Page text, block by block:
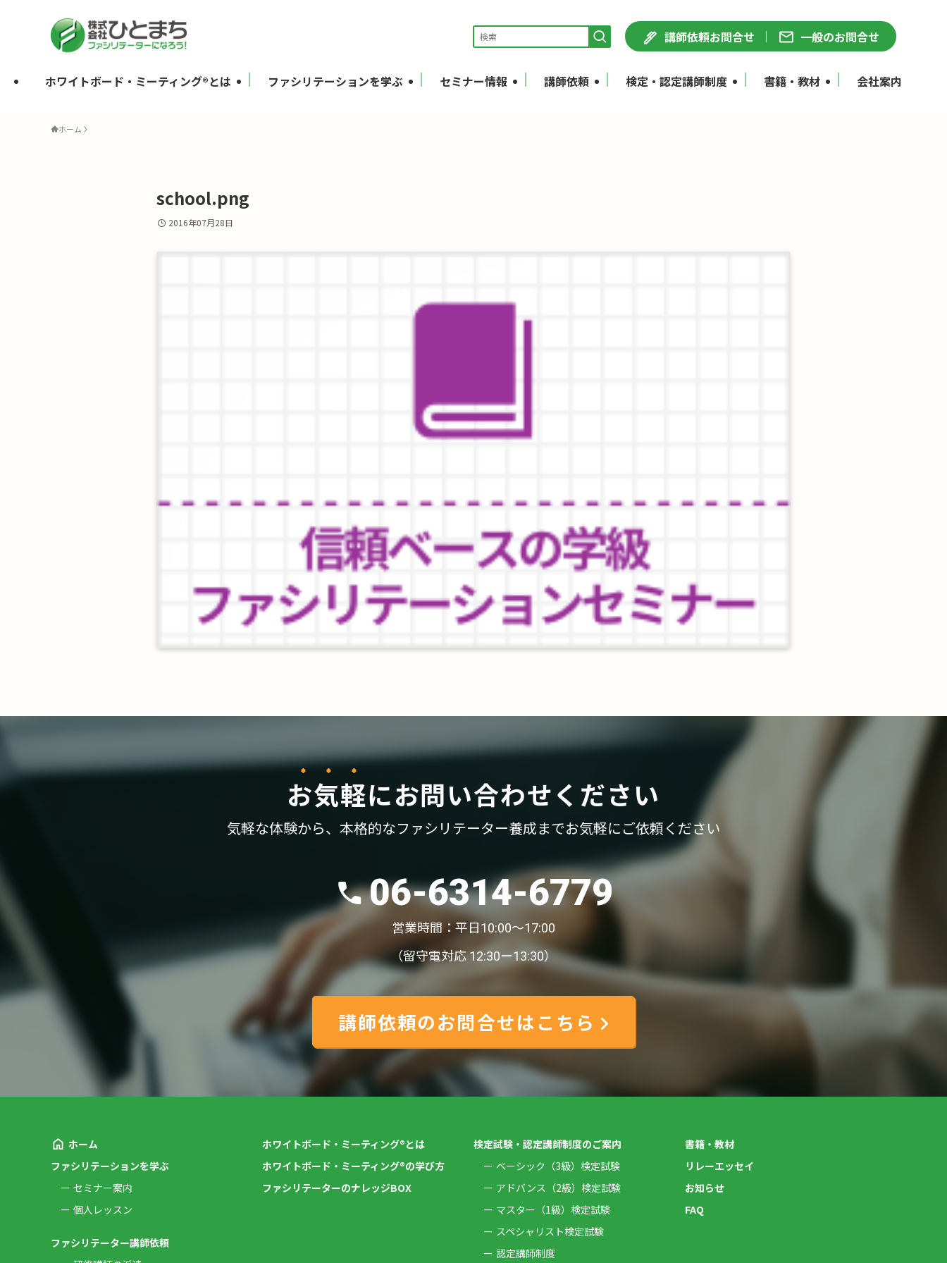
講師依頼お問合せ 一般のお問合せ
ホワイトボード・ミーティング®とは ファシリテーションを学ぶ セミナー情報 講師依頼 検定・認定講師制度 書籍・教材 会社案内
ホーム
school.png
2016年07月28日
お気軽にお問い合わせください
気軽な体験から、 本格的なファシリテーター養成までお気軽にご依頼ください
06-6314-6779
営業時間：平日10:00〜17:00
（留守電対応 12:30ー13:30）
講師依頼のお問合せはこちら
ホーム
ファシリテーションを学ぶ
セミナー案内
個人レッスン
ファシリテーター講師依頼
ホワイトボード・ミーティング®とは
ホワイトボード・ミーティング®の学び方
ファシリテーターのナレッジBOX
検定試験・認定講師制度のご案内
ベーシック（3級）検定試験
アドバンス（2級）検定試験
マスター（1級）検定試験
スペシャリスト検定試験
認定講師制度
書籍・教材
リレーエッセイ
お知らせ
FAQ